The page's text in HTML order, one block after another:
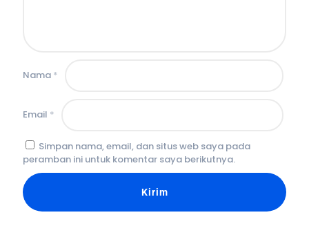
Nama *
Email *
Simpan nama, email, dan situs web saya pada
peramban ini untuk komentar saya berikutnya.